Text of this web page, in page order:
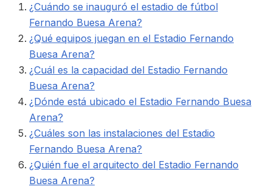
¿Cuándo se inauguró el estadio de fútbol
Fernando Buesa Arena?
¿Qué equipos juegan en el Estadio Fernando
Buesa Arena?
¿Cuál es la capacidad del Estadio Fernando
Buesa Arena?
¿Dónde está ubicado el Estadio Fernando Buesa
Arena?
¿Cuáles son las instalaciones del Estadio
Fernando Buesa Arena?
¿Quién fue el arquitecto del Estadio Fernando
Buesa Arena?